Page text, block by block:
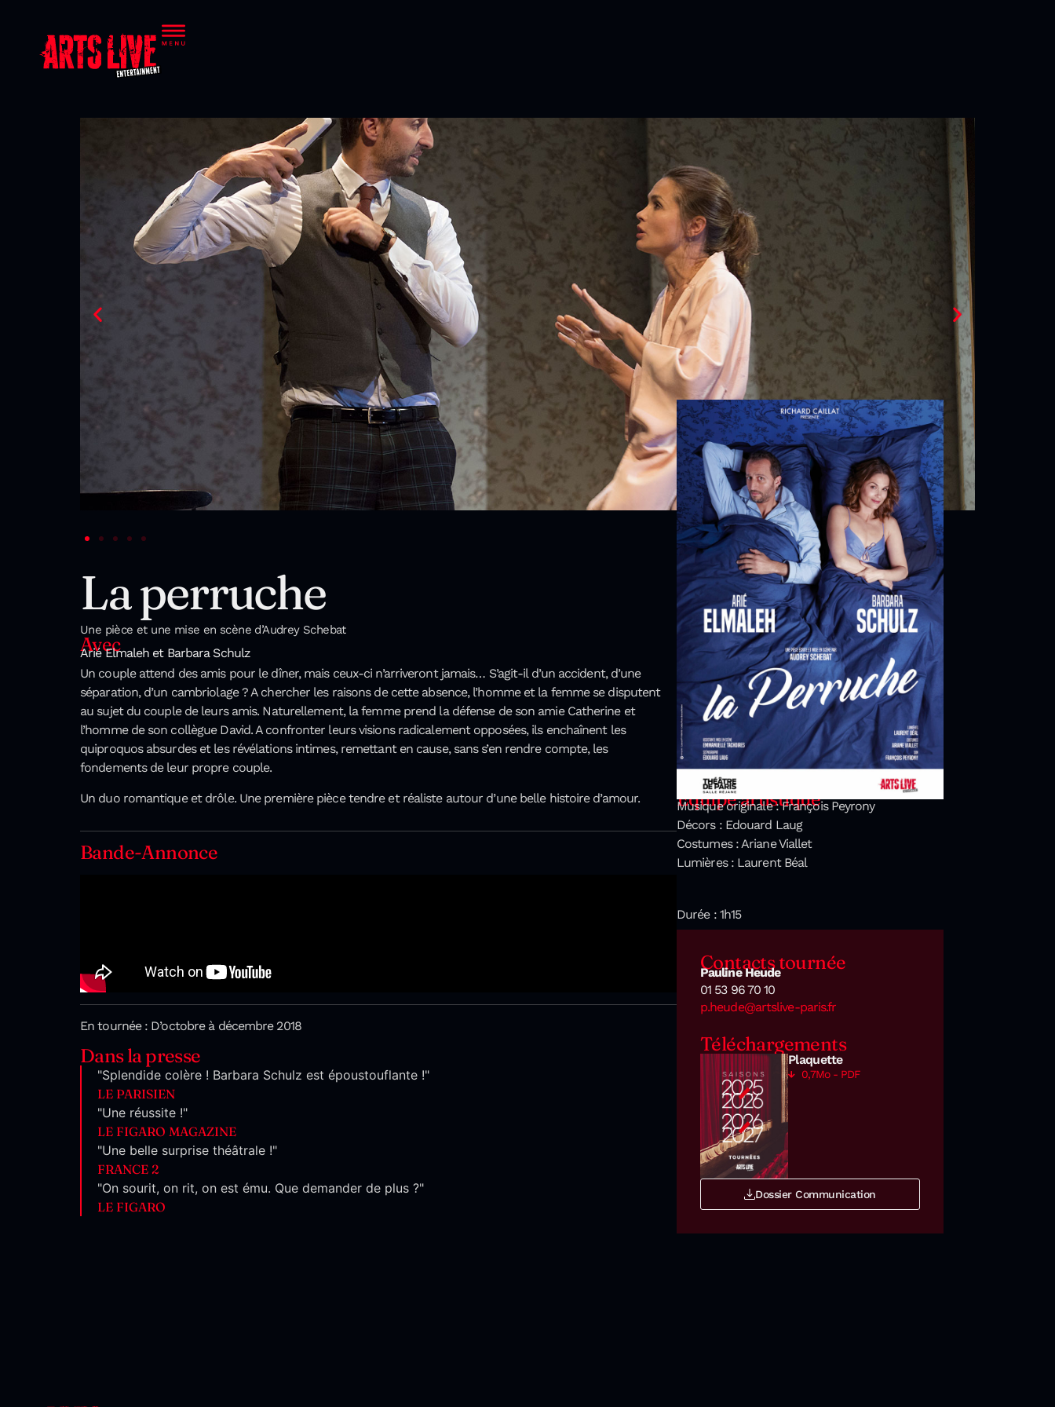
La perruche
Une pièce et une mise en scène d’Audrey Schebat
Avec
Arié Elmaleh et Barbara Schulz
Un couple attend des amis pour le dîner, mais ceux-ci n’arriveront jamais… S’agit-il d’un accident, d’une
séparation, d’un cambriolage ? A chercher les raisons de cette absence, l’homme et la femme se disputent
au sujet du couple de leurs amis. Naturellement, la femme prend la défense de son amie Catherine et
l’homme de son collègue David. A confronter leurs visions radicalement opposées, ils enchaînent les
quiproquos absurdes et les révélations intimes, remettant en cause, sans s’en rendre compte, les
fondements de leur propre couple.
Un duo romantique et drôle. Une première pièce tendre et réaliste autour d’une belle histoire d’amour.
Bande-Annonce
En tournée : D’octobre à décembre 2018
Dans la presse
"Splendide colère ! Barbara Schulz est époustouflante !"
LE PARISIEN
"Une réussite !"
LE FIGARO MAGAZINE
"Une belle surprise théâtrale !"
FRANCE 2
"On sourit, on rit, on est ému. Que demander de plus ?"
LE FIGARO
Equipe artistique
Musique originale : François Peyrony
Décors : Edouard Laug
Costumes : Ariane Viallet
Lumières : Laurent Béal
Durée : 1h15
Contacts tournée
Pauline Heude
01 53 96 70 10
p.heude@artslive-paris.fr
Téléchargements
Plaquette
0,7Mo - PDF
Dossier Communication